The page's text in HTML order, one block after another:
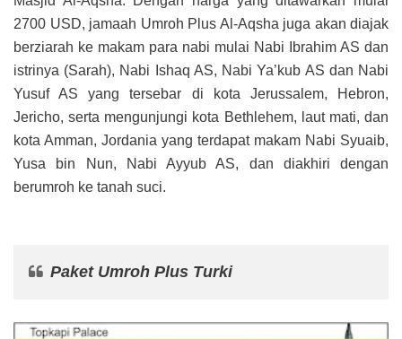
2700 USD, jamaah Umroh Plus Al-Aqsha juga akan diajak
berziarah ke makam para nabi mulai Nabi Ibrahim AS dan
istrinya (Sarah), Nabi Ishaq AS, Nabi Ya’kub AS dan Nabi
Yusuf AS yang tersebar di kota Jerussalem, Hebron,
Jericho, serta mengunjungi kota Bethlehem, laut mati, dan
kota Amman, Jordania yang terdapat makam Nabi Syuaib,
Yusa bin Nun, Nabi Ayyub AS, dan diakhiri dengan
berumroh ke tanah suci.
Paket Umroh Plus Turki